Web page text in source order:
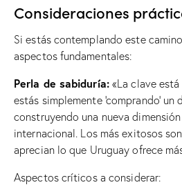
Consideraciones
Si estás contemplando este
aspectos fundamentales:
Perla de sabiduría:«La clave está
estás simplemente ‘comprando’
construyendo una nueva
internacional. Los más exitosos
aprecian lo que Uruguay ofrece
Aspectos críticos a considerar: